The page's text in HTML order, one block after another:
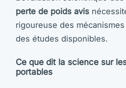
perte de poids avis
rigoureuse des
des études disponibles.
Ce que dit la science sur
portables